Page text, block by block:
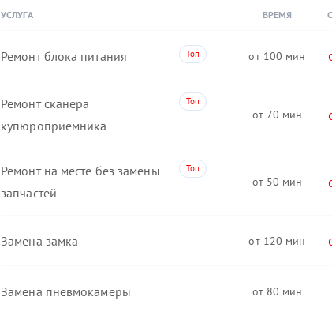
УСЛУГА ВРЕМЯ
Ремонт блока питания 100
Ремонт сканера
купюроприемника
70
Ремонт на месте без замены
запчастей
50
Замена замка 120
Замена пневмокамеры 80